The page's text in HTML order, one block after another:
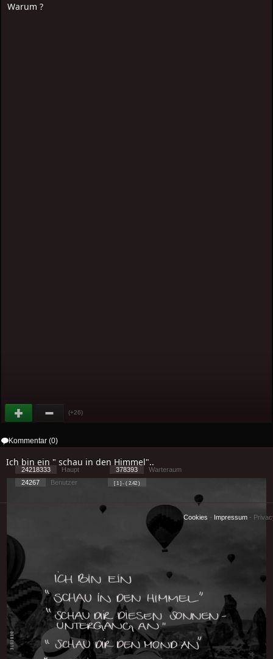
Warum ?
(+26)
Kommentar (0)
Ich bin ein " schau in den Himmel"..
24218333 Haupt 378393
Warteraum
24267
Benutzer [ 1 ] - ( 2.42 )
Cookies - Impressum -